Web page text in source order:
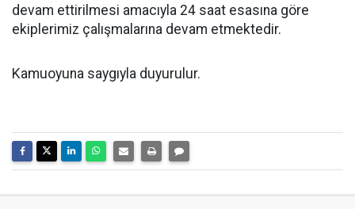
devam ettirilmesi amacıyla 24 saat esasına göre
ekiplerimiz çalışmalarına devam etmektedir.
Kamuoyuna saygıyla duyurulur.